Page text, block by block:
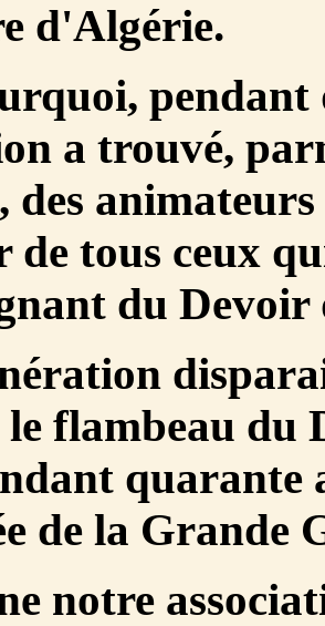
d'Algérie.
pendant
a trouvé,
des
de tous ceux
du Devoir
le flambeau du
quarante
de la Grande
notre